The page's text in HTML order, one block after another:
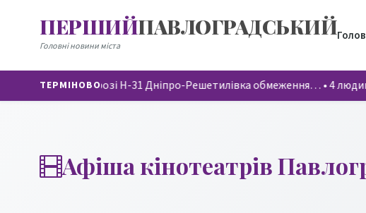
ПЕРШИЙПАВЛОГРАДСЬКИЙ
Головні новини міста
ТЕРМІНОВО
На автодорозі Н-31 Дніпро-Решетилівка обмеження…•4
Афіша кінотеатрів